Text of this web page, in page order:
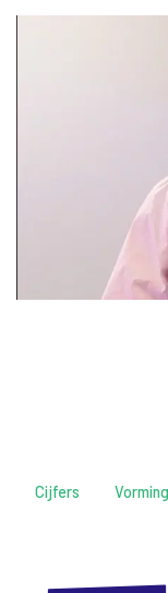
#10: we geven
Cijfers